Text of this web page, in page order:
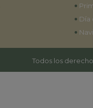
•
• Día
•
Todos los